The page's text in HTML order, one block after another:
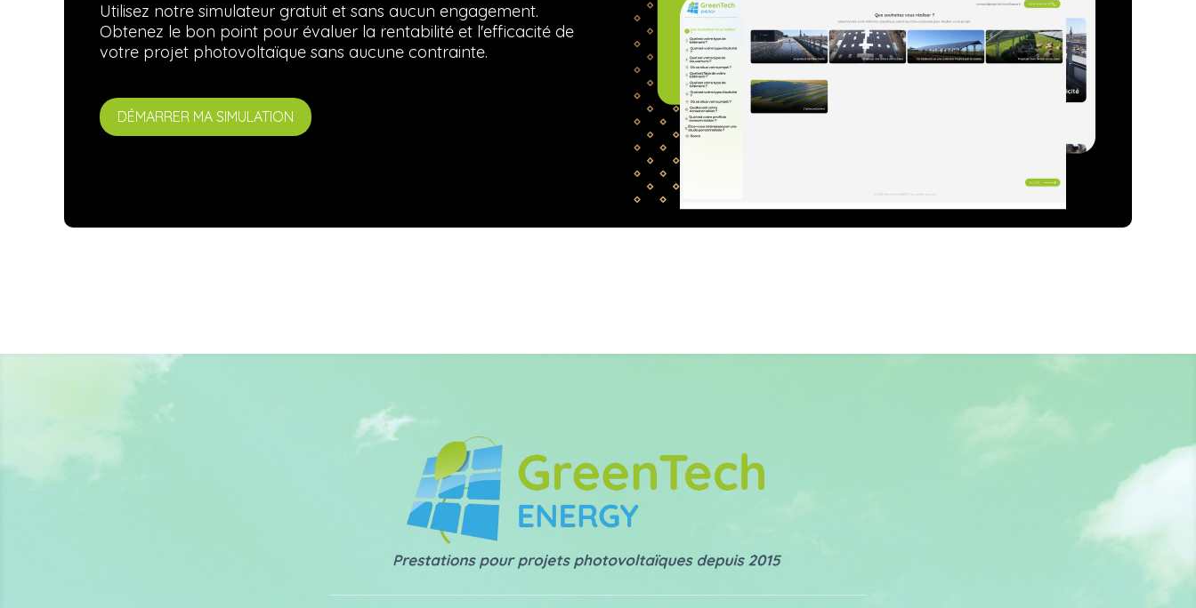
Utilisez notre simulateur gratuit et sans aucun engagement.
Obtenez le bon point pour évaluer la rentabilité et l'efficacité de
votre projet photovoltaïque sans aucune contrainte.
DÉMARRER MA SIMULATION